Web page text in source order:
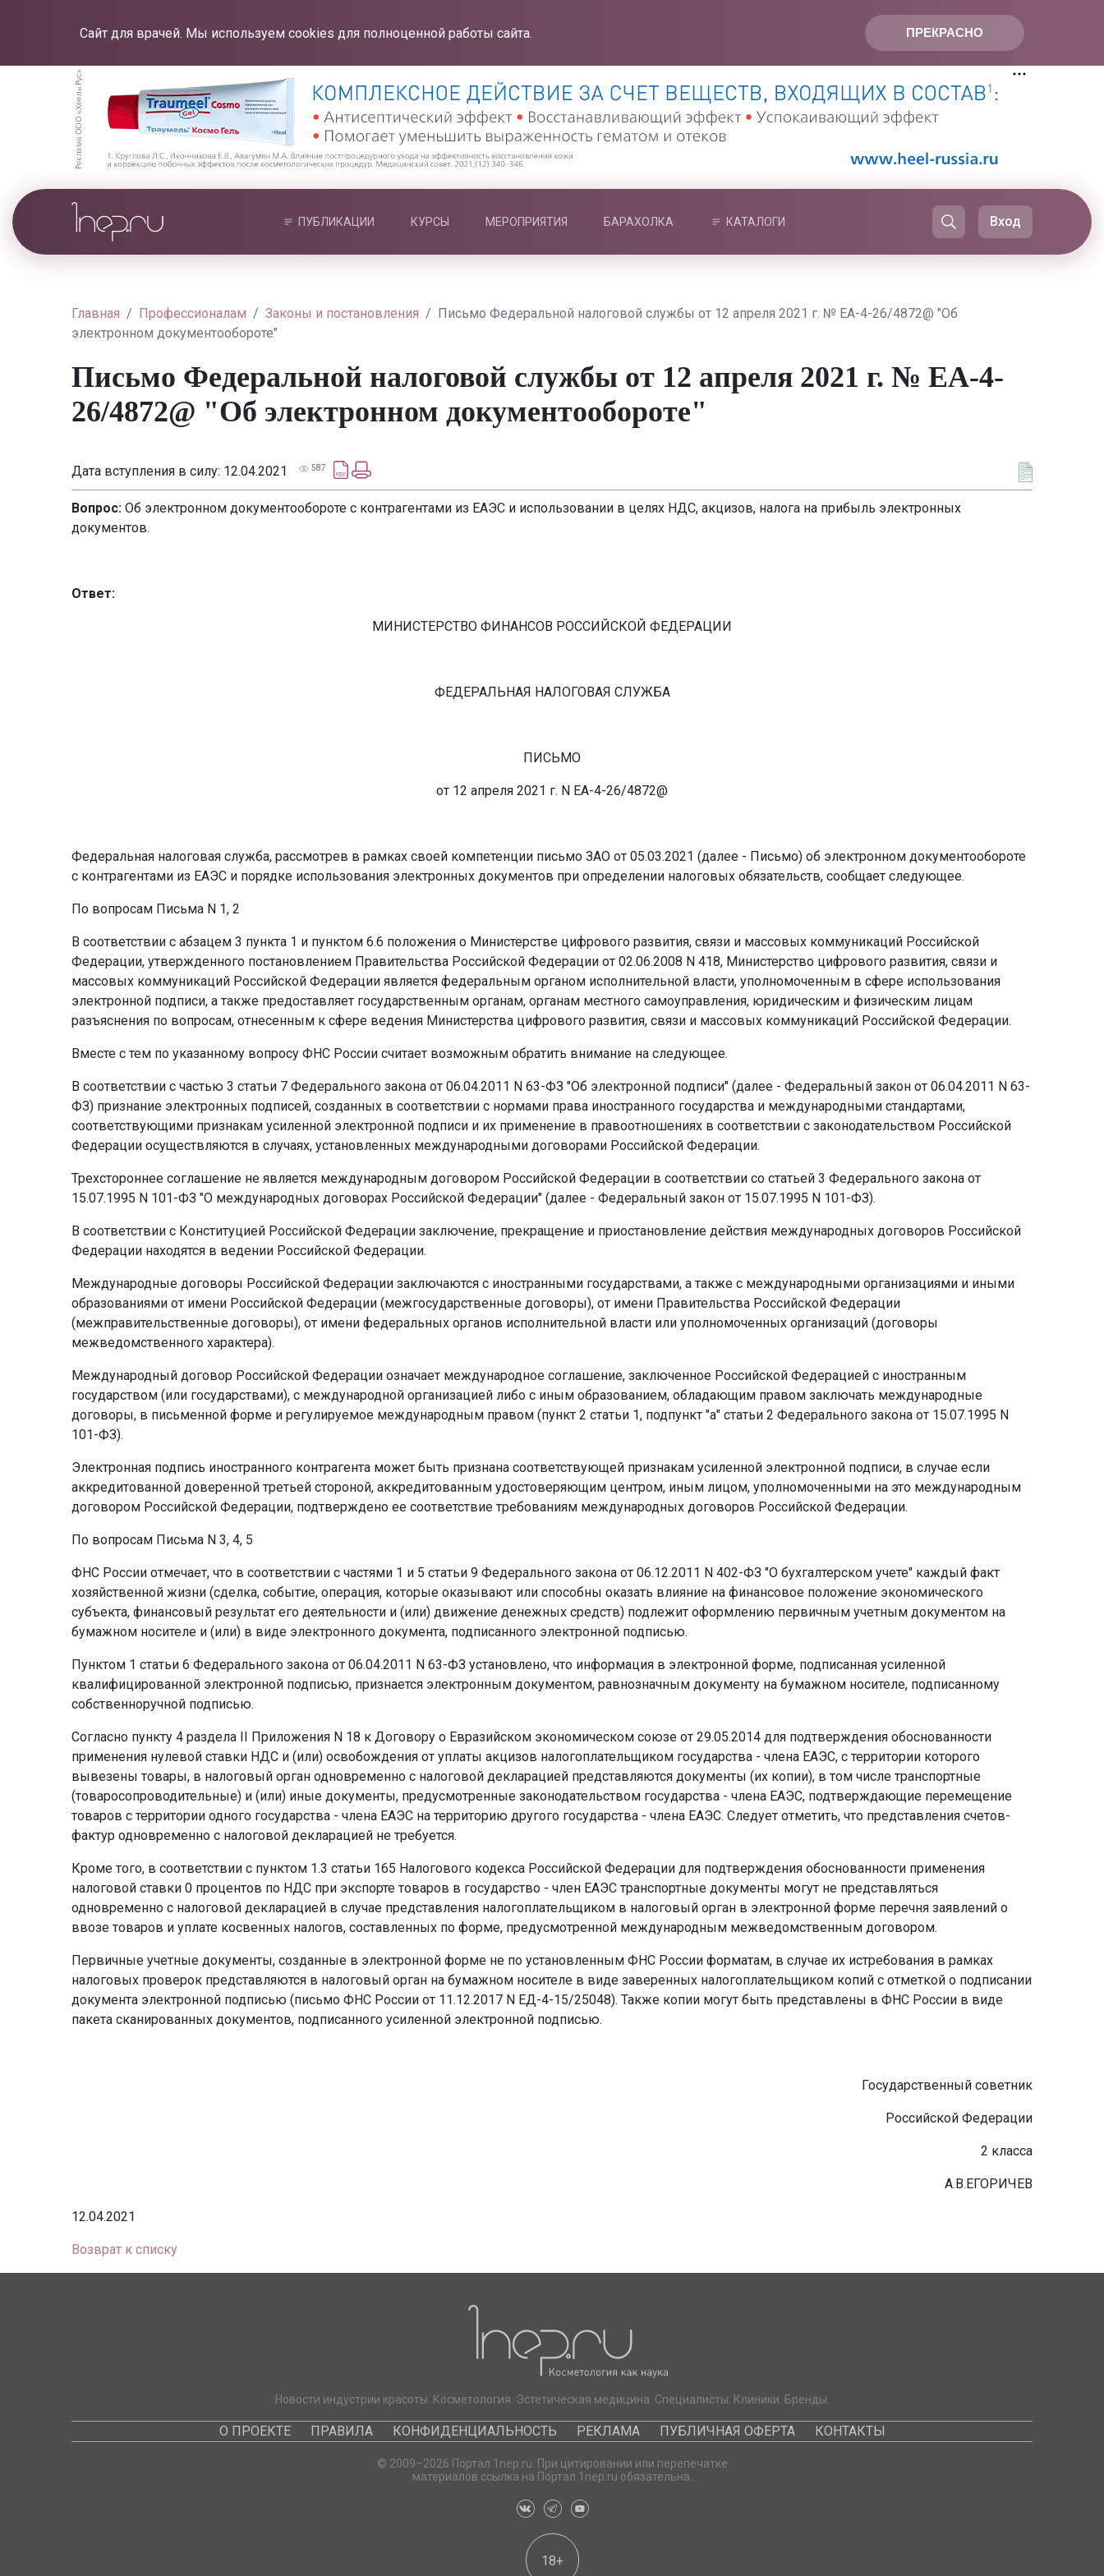
ПРЕКРАСНО
Сайт для врачей. Мы используем cookies для полноценной работы сайта.
ПУБЛИКАЦИИ КУРСЫ МЕРОПРИЯТИЯ БАРАХОЛКА КАТАЛОГИ Вход
Главная Профессионалам Законы и постановления
Письмо Федеральной налоговой службы от 12 апреля 2021 г. № ЕА-4-26/4872@ "Об
электронном документообороте"
Письмо Федеральной налоговой службы от 12 апреля 2021 г. № ЕА-4-
26/4872@ "Об электронном документообороте"
Дата вступления в силу: 12.04.2021 587
Вопрос: Об электронном документообороте с контрагентами из ЕАЭС и использовании в целях НДС, акцизов, налога на прибыль электронных
документов.
Ответ:
МИНИСТЕРСТВО ФИНАНСОВ РОССИЙСКОЙ ФЕДЕРАЦИИ
ФЕДЕРАЛЬНАЯ НАЛОГОВАЯ СЛУЖБА
ПИСЬМО
от 12 апреля 2021 г. N ЕА-4-26/4872@
Федеральная налоговая служба, рассмотрев в рамках своей компетенции письмо ЗАО от 05.03.2021 (далее - Письмо) об электронном документообороте
с контрагентами из ЕАЭС и порядке использования электронных документов при определении налоговых обязательств, сообщает следующее.
По вопросам Письма N 1, 2
В соответствии с абзацем 3 пункта 1 и пунктом 6.6 положения о Министерстве цифрового развития, связи и массовых коммуникаций Российской
Федерации, утвержденного постановлением Правительства Российской Федерации от 02.06.2008 N 418, Министерство цифрового развития, связи и
массовых коммуникаций Российской Федерации является федеральным органом исполнительной власти, уполномоченным в сфере использования
электронной подписи, а также предоставляет государственным органам, органам местного самоуправления, юридическим и физическим лицам
разъяснения по вопросам, отнесенным к сфере ведения Министерства цифрового развития, связи и массовых коммуникаций Российской Федерации.
Вместе с тем по указанному вопросу ФНС России считает возможным обратить внимание на следующее.
В соответствии с частью 3 статьи 7 Федерального закона от 06.04.2011 N 63-ФЗ "Об электронной подписи" (далее - Федеральный закон от 06.04.2011 N 63-
ФЗ) признание электронных подписей, созданных в соответствии с нормами права иностранного государства и международными стандартами,
соответствующими признакам усиленной электронной подписи и их применение в правоотношениях в соответствии с законодательством Российской
Федерации осуществляются в случаях, установленных международными договорами Российской Федерации.
Трехстороннее соглашение не является международным договором Российской Федерации в соответствии со статьей 3 Федерального закона от
15.07.1995 N 101-ФЗ "О международных договорах Российской Федерации" (далее - Федеральный закон от 15.07.1995 N 101-ФЗ).
В соответствии с Конституцией Российской Федерации заключение, прекращение и приостановление действия международных договоров Российской
Федерации находятся в ведении Российской Федерации.
Международные договоры Российской Федерации заключаются с иностранными государствами, а также с международными организациями и иными
образованиями от имени Российской Федерации (межгосударственные договоры), от имени Правительства Российской Федерации
(межправительственные договоры), от имени федеральных органов исполнительной власти или уполномоченных организаций (договоры
межведомственного характера).
Международный договор Российской Федерации означает международное соглашение, заключенное Российской Федерацией с иностранным
государством (или государствами), с международной организацией либо с иным образованием, обладающим правом заключать международные
договоры, в письменной форме и регулируемое международным правом (пункт 2 статьи 1, подпункт "а" статьи 2 Федерального закона от 15.07.1995 N
101-ФЗ).
Электронная подпись иностранного контрагента может быть признана соответствующей признакам усиленной электронной подписи, в случае если
аккредитованной доверенной третьей стороной, аккредитованным удостоверяющим центром, иным лицом, уполномоченными на это международным
договором Российской Федерации, подтверждено ее соответствие требованиям международных договоров Российской Федерации.
По вопросам Письма N 3, 4, 5
ФНС России отмечает, что в соответствии с частями 1 и 5 статьи 9 Федерального закона от 06.12.2011 N 402-ФЗ "О бухгалтерском учете" каждый факт
хозяйственной жизни (сделка, событие, операция, которые оказывают или способны оказать влияние на финансовое положение экономического
субъекта, финансовый результат его деятельности и (или) движение денежных средств) подлежит оформлению первичным учетным документом на
бумажном носителе и (или) в виде электронного документа, подписанного электронной подписью.
Пунктом 1 статьи 6 Федерального закона от 06.04.2011 N 63-ФЗ установлено, что информация в электронной форме, подписанная усиленной
квалифицированной электронной подписью, признается электронным документом, равнозначным документу на бумажном носителе, подписанному
собственноручной подписью.
Согласно пункту 4 раздела II Приложения N 18 к Договору о Евразийском экономическом союзе от 29.05.2014 для подтверждения обоснованности
применения нулевой ставки НДС и (или) освобождения от уплаты акцизов налогоплательщиком государства - члена ЕАЭС, с территории которого
вывезены товары, в налоговый орган одновременно с налоговой декларацией представляются документы (их копии), в том числе транспортные
(товаросопроводительные) и (или) иные документы, предусмотренные законодательством государства - члена ЕАЭС, подтверждающие перемещение
товаров с территории одного государства - члена ЕАЭС на территорию другого государства - члена ЕАЭС. Следует отметить, что представления счетов-
фактур одновременно с налоговой декларацией не требуется.
Кроме того, в соответствии с пунктом 1.3 статьи 165 Налогового кодекса Российской Федерации для подтверждения обоснованности применения
налоговой ставки 0 процентов по НДС при экспорте товаров в государство - член ЕАЭС транспортные документы могут не представляться
одновременно с налоговой декларацией в случае представления налогоплательщиком в налоговый орган в электронной форме перечня заявлений о
ввозе товаров и уплате косвенных налогов, составленных по форме, предусмотренной международным межведомственным договором.
Первичные учетные документы, созданные в электронной форме не по установленным ФНС России форматам, в случае их истребования в рамках
налоговых проверок представляются в налоговый орган на бумажном носителе в виде заверенных налогоплательщиком копий с отметкой о подписании
документа электронной подписью (письмо ФНС России от 11.12.2017 N ЕД-4-15/25048). Также копии могут быть представлены в ФНС России в виде
пакета сканированных документов, подписанного усиленной электронной подписью.
Государственный советник
Российской Федерации
2 класса
А.В.ЕГОРИЧЕВ
12.04.2021
Возврат к списку
Новости индустрии красоты. Косметология. Эстетическая медицина. Специалисты. Клиники. Бренды.
О ПРОЕКТЕ ПРАВИЛА КОНФИДЕНЦИАЛЬНОСТЬ РЕКЛАМА ПУБЛИЧНАЯ ОФЕРТА КОНТАКТЫ
© 2009–2026 Портал 1nep.ru. При цитировании или перепечатке
материалов ссылка на Портал 1nep.ru обязательна.
18+